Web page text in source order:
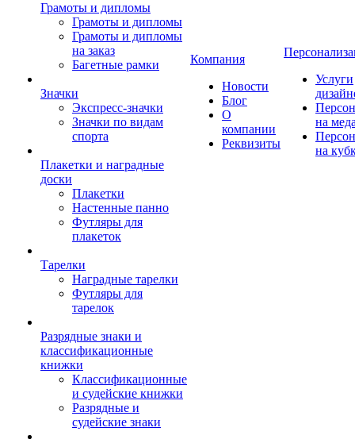
Грамоты и дипломы
Грамоты и дипломы
Грамоты и дипломы
на заказ
Багетные рамки
Значки
Экспресс-значки
Значки по видам
спорта
Плакетки и наградные
доски
Плакетки
Настенные панно
Футляры для
плакеток
Тарелки
Наградные тарелки
Футляры для
тарелок
Разрядные знаки и
классификационные
книжки
Классификационные
и судейские книжки
Разрядные и
судейские знаки
Компания
Новости
Блог
О
компании
Реквизиты
Услуги
на
на